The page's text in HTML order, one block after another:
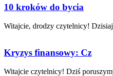
10 kroków do bycia
Witajcie, drodzy czytelnicy!
Kryzys finansowy: Cz
Witajcie ‌czytelnicy! Dziś​